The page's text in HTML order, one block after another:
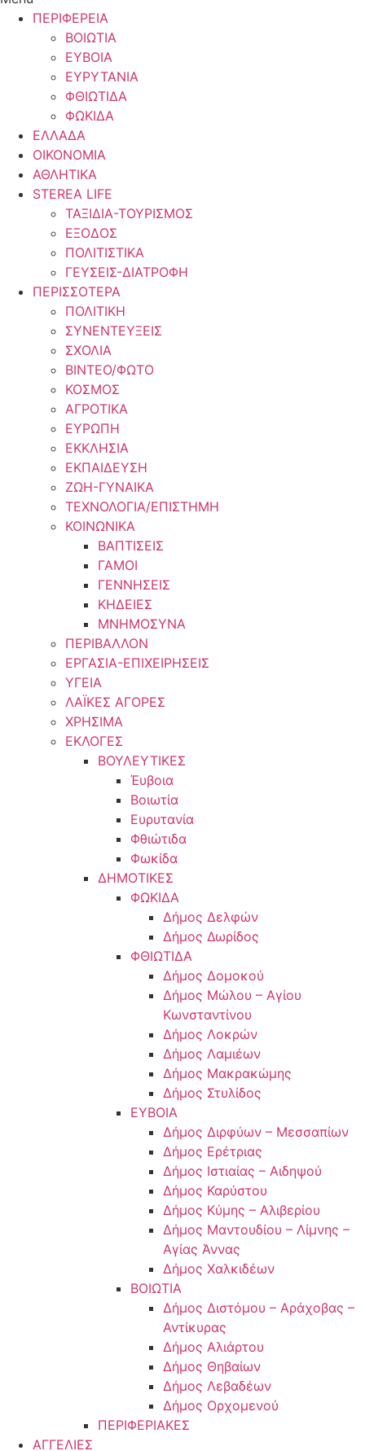
ΠΕΡΙΦΕΡΕΙΑ
ΒΟΙΩΤΙΑ
ΕΥΒΟΙΑ
ΕΥΡΥΤΑΝΙΑ
ΦΘΙΩΤΙΔΑ
ΦΩΚΙΔΑ
ΕΛΛΑΔΑ
ΟΙΚΟΝΟΜΙΑ
ΑΘΛΗΤΙΚΑ
STEREA LIFE
ΤΑΞΙΔΙΑ-ΤΟΥΡΙΣΜΟΣ
ΕΞΟΔΟΣ
ΠΟΛΙΤΙΣΤΙΚΑ
ΓΕΥΣΕΙΣ-ΔΙΑΤΡΟΦΗ
ΠΕΡΙΣΣΟΤΕΡΑ
ΠΟΛΙΤΙΚΗ
ΣΥΝΕΝΤΕΥΞΕΙΣ
ΣΧΟΛΙΑ
ΒΙΝΤΕΟ/ΦΩΤΟ
ΚΟΣΜΟΣ
ΑΓΡΟΤΙΚΑ
ΕΥΡΩΠΗ
ΕΚΚΛΗΣΙΑ
ΕΚΠΑΙΔΕΥΣΗ
ΖΩΗ-ΓΥΝΑΙΚΑ
ΤΕΧΝΟΛΟΓΙΑ/ΕΠΙΣΤΗΜΗ
ΚΟΙΝΩΝΙΚΑ
ΒΑΠΤΙΣΕΙΣ
ΓΑΜΟΙ
ΓΕΝΝΗΣΕΙΣ
ΚΗΔΕΙΕΣ
ΜΝΗΜΟΣΥΝΑ
ΠΕΡΙΒΑΛΛΟΝ
ΕΡΓΑΣΙΑ-ΕΠΙΧΕΙΡΗΣΕΙΣ
ΥΓΕΙΑ
ΛΑΪΚΕΣ ΑΓΟΡΕΣ
ΧΡΗΣΙΜΑ
ΕΚΛΟΓΕΣ
ΒΟΥΛΕΥΤΙΚΕΣ
Έυβοια
Βοιωτία
Ευρυτανία
Φθιώτιδα
Φωκίδα
ΔΗΜΟΤΙΚΕΣ
ΦΩΚΙΔΑ
Δήμος Δελφών
Δήμος Δωρίδος
ΦΘΙΩΤΙΔΑ
Δήμος Δομοκού
Δήμος Μώλου – Αγίου
Κωνσταντίνου
Δήμος Λοκρών
Δήμος Λαμιέων
Δήμος Μακρακώμης
Δήμος Στυλίδος
ΕΥΒΟΙΑ
Δήμος Διρφύων – Μεσσαπίων
Δήμος Ερέτριας
Δήμος Ιστιαίας – Αιδηψού
Δήμος Καρύστου
Δήμος Κύμης – Αλιβερίου
Δήμος Μαντουδίου – Λίμνης –
Αγίας Άννας
Δήμος Χαλκιδέων
ΒΟΙΩΤΙΑ
Δήμος Διστόμου – Αράχοβας –
Αντίκυρας
Δήμος Αλιάρτου
Δήμος Θηβαίων
Δήμος Λεβαδέων
Δήμος Ορχομενού
ΠΕΡΙΦΕΡΙΑΚΕΣ
ΑΓΓΕΛΙΕΣ